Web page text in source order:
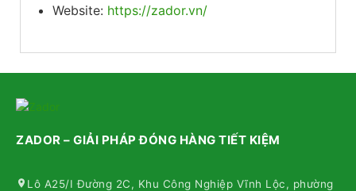
Website: https://zador.vn/
ZADOR – GIẢI PHÁP ĐÓNG HÀNG TIẾT KIỆM
Lô A25/I Đường 2C, Khu Công Nghiệp Vĩnh Lộc, phường